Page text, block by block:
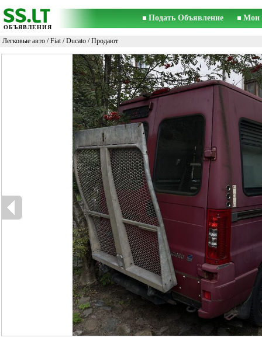
ОБЪЯВЛЕНИЯ
Подать Объявление Мои
Легковые авто /Fiat/Ducato / Продают